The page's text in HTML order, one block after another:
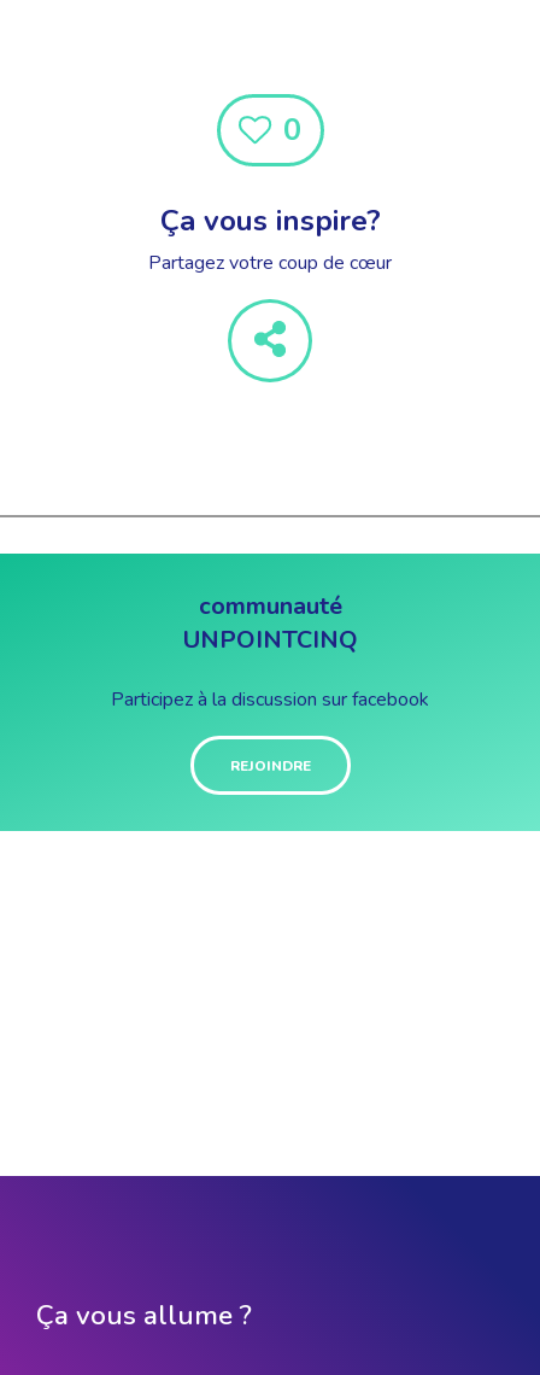
0
Ça vous inspire?
Partagez votre coup de cœur
communauté
UNPOINTCINQ
Participez à la discussion sur facebook
REJOINDRE
Ça vous allume ?